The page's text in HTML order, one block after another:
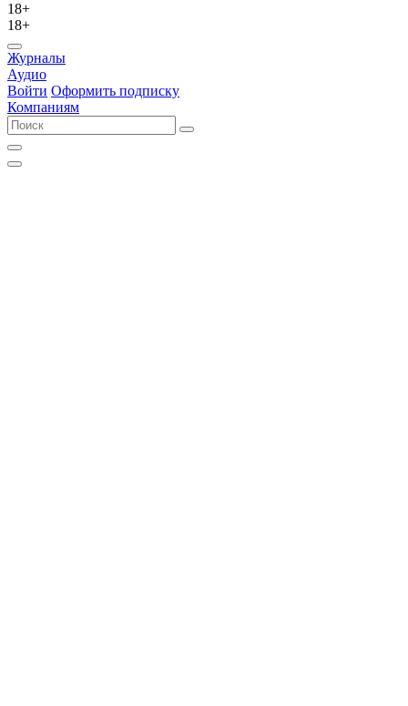
18+
18+
Журналы
Аудио
Войти Оформить подписку
Компаниям